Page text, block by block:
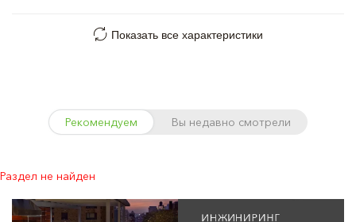
Показать все характеристики
Рекомендуем Вы недавно смотрели
Раздел не найден